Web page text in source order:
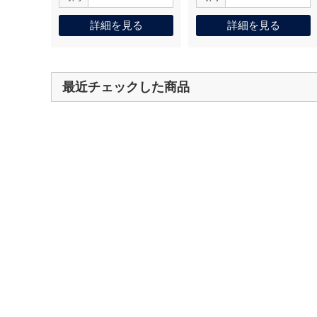
詳細を見る 詳細を見る
最近チェックした商品